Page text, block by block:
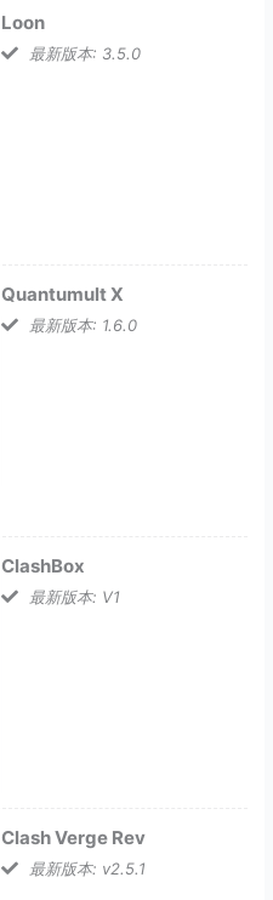
Loon
最新版本: 3.5.0
Quantumult X
最新版本: 1.6.0
ClashBox
最新版本: V1
Clash Verge Rev
最新版本: v2.5.1